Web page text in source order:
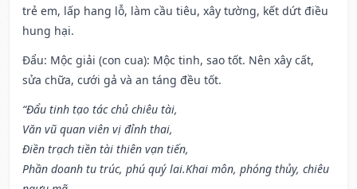
trẻ em, lấp hang lỗ, làm cầu tiêu, xây tường, kết dứt điều
hung hại.
Đẩu: Mộc giải (con cua): Mộc tinh, sao tốt. Nên xây cất,
sửa chữa, cưới gả và an táng đều tốt.
“Đẩu tinh tạo tác chủ chiêu tài,
Văn vũ quan viên vị đỉnh thai,
Điền trạch tiền tài thiên vạn tiến,
Phần doanh tu trúc, phú quý lai.Khai môn, phóng thủy, chiêu